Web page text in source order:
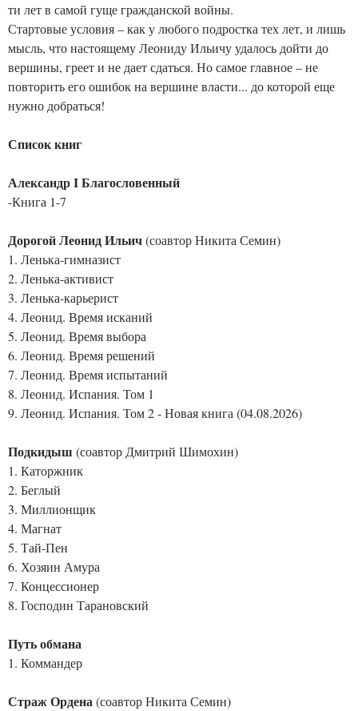
ти лет в самой гуще гражданской войны.
Стартовые условия – как у любого подростка тех лет, и лишь
мысль, что настоящему Леониду Ильичу удалось дойти до
вершины, греет и не дает сдаться. Но самое главное – не
повторить его ошибок на вершине власти... до которой еще
нужно добраться!
Список книг
Александр I Благословенный
-Книга 1-7
Дорогой Леонид Ильич(соавтор Никита Семин)
1. Ленька-гимназист
2. Ленька-активист
3. Ленька-карьерист
4. Леонид. Время исканий
5. Леонид. Время выбора
6. Леонид. Время решений
7. Леонид. Время испытаний
8. Леонид. Испания. Том 1
9. Леонид. Испания. Том 2 - Новая книга (04.08.2026)
Подкидыш (соавтор Дмитрий Шимохин)
1. Каторжник
2. Беглый
3. Миллионщик
4. Магнат
5. Тай-Пен
6. Хозяин Амура
7. Концессионер
8. Господин Тарановский
Путь обмана
1. Коммандер
Страж Ордена(соавтор Никита Семин)